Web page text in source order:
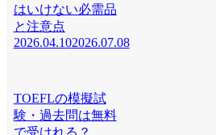
はいけない必需品
と注意点
2026.04.102026.07.08
TOEFLの模擬試
験・過去問は無料
で受けれる？